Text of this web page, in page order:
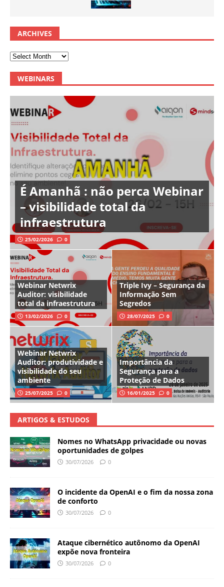
ARCHIVES
WEBINARS
É Amanhã : não perca Webinar
– visibilidade total da
infraestrutura
25/02/2026 0
Webinar Netwrix
Auditor: visibilidade
total da infraestrutura
13/02/2026 0
Triple Ivy – Segurança da
Informação Sem
Segredos
28/07/2025 0
Webinar Netwrix
Auditor: produtividade e
visibilidade do seu
ambiente
25/07/2025 0
Importância da
Segurança para a
Proteção de Dados
16/01/2025 0
ARTIGOS & ESTUDOS
Nomes no WhatsApp privacidade ou novas
oportunidades de golpes
30/07/2026 0
O incidente da OpenAI e o fim da nossa zona
de conforto
30/07/2026 0
Ataque cibernético autônomo da OpenAI
expõe nova fronteira
30/07/2026 0